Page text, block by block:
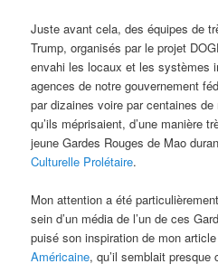
Juste avant cela, des équipes de
Trump, organisés par le projet
envahi les locaux et les systèmes
agences de notre gouvernement
par dizaines voire par centaines
qu’ils méprisaient, d’une manière
jeune Gardes Rouges de Mao
Culturelle Prolétaire.
Mon attention a été
sein d’un média de l’un de ces
puisé son inspiration de mon
Américaine, qu’il semblait